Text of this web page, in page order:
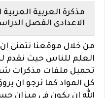
مذكرة العربية
الاعدادى الفصل
من خلال موقعنا نتمنى
العلم للناس حيث نقدم
تحميل ملفات مذكرات
كل المواد كما نرجو ان
الله ان يكون فى ميزان